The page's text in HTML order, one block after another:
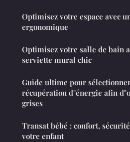
Optimisez votre espace avec
ergonomique
Optimisez votre salle de bain
serviette mural chic
Guide ultime pour
récupération d"énergie afin
grises
Transat bébé : confort,
votre enfant